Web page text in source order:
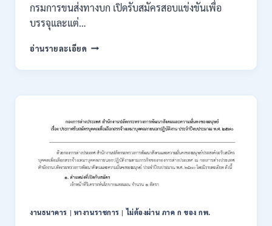
/
ผ่าน
กพ.
สมัคร
ONLINE
–
31
สิงหาคม
กรมการขนส่งทางบก เปิดรับสมัครสอบแข่งขันเพื่อ
บรรจุและแต่…
อ่านรายละเอียด กรม
ขนส่ง
บก
รับ
สมัคร
สอบ
แข่งขัน
เพื่อ
บรรจุ
ตั้ง
งานธนาคาร | หางานราชการ |ไม่ต้องผ่าน ภาค ก ของ กพ.